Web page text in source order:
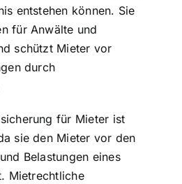
entstehen können. Sie
für Anwälte und
schützt Mieter vor
durch
für Mieter ist
sie den Mieter vor den
Belastungen eines
Mietrechtliche